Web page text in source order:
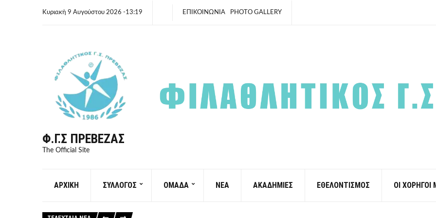
Κυριακή 9 Αυγούστου 2026 -13:19 ΕΠΙΚΟΙΝΩΝΙΑ PHOTO GALLERY
Φ.Γ.Σ ΠΡΈΒΕΖΑΣ
The Official Site
ΑΡΧΙΚΗ ΣΥΛΛΟΓΟΣ ΟΜΑΔΑ ΝΕΑ ΑΚΑΔΗΜΙΕΣ ΕΘΕΛΟΝΤΙΣΜΟΣ ΟΙ ΧΟΡΗΓΟΙ